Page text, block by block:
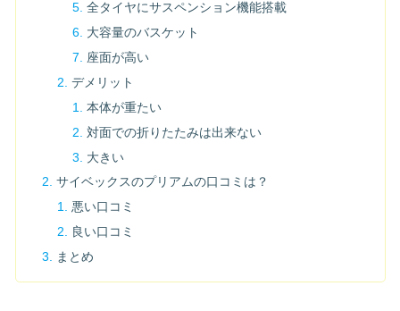
全タイヤにサスペンション機能搭載
大容量のバスケット
座面が高い
デメリット
本体が重たい
対面での折りたたみは出来ない
大きい
サイベックスのプリアムの口コミは？
悪い口コミ
良い口コミ
まとめ